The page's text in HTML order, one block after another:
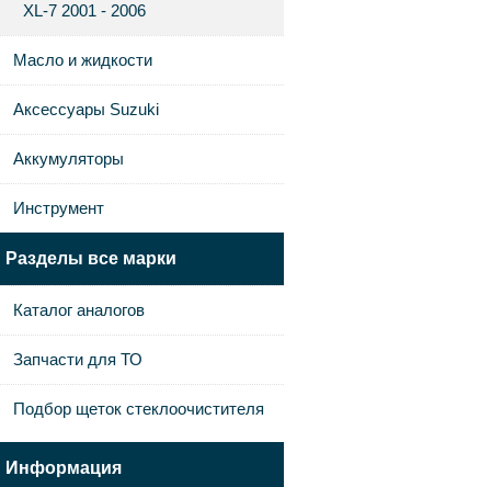
XL-7 2001 - 2006
Масло и жидкости
Аксессуары Suzuki
Аккумуляторы
Инструмент
Разделы все марки
Каталог аналогов
Запчасти для ТО
Подбор щеток стеклоочистителя
Информация